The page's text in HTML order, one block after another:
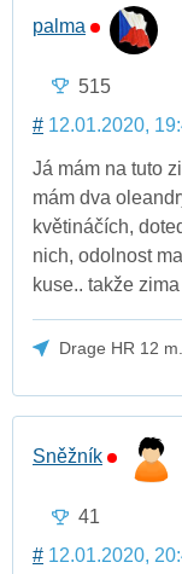
palma
515
# 12.01.2020,
Já mám na tuto
mám dva
květináčích,
nich, odolnost
kuse.. takže
Drage HR 12
Sněžník
41
# 12.01.2020,